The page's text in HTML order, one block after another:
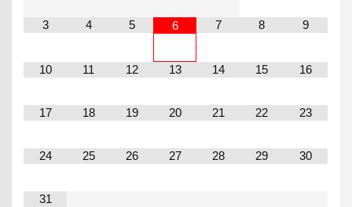
3 4 5 6 7 8 9
10 11 12 13 14 15 16
17 18 19 20 21 22 23
24 25 26 27 28 29 30
31